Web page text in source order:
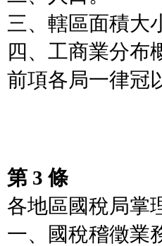
三、轄區面積大
四、工商業分布
前項各局一律冠
第 3 條
各地區國稅局掌
一、國稅稽徵業